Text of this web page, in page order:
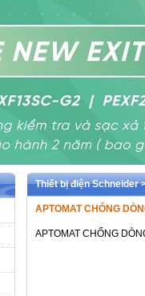
Thiết bị điện Schneider
APTOMAT CHỐNG
APTOMAT CHỐNG